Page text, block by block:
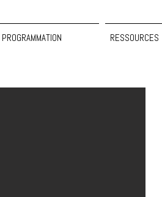
PROGRAMMATION RESSOURCES